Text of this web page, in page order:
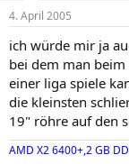
4. April 2005
ich würde mir ja
bei dem man
einer liga spiele
die kleinsten
19" röhre auf den
AMD X2 6400+,2 GB